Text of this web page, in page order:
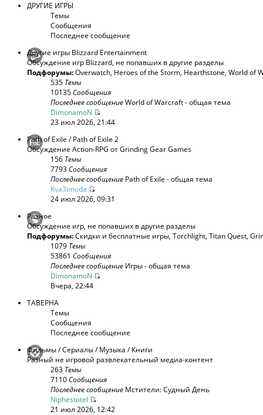
ДРУГИЕ ИГРЫ
Темы
Сообщения
Последнее сообщение
Другие игры Blizzard Entertainment
Обсуждение игр Blizzard, не попавших в другие разделы
Подфорумы:Overwatch, Heroes of the Storm, Hearthstone, World of
535 Темы
10135Сообщения
Последнее сообщениеWorld of Warcraft - общая тема
DimonamoN
23 июл 2026, 21:44
Path of Exile / Path of Exile 2
Обсуждение Action-RPG от Grinding Gear Games
156 Темы
7793Сообщения
Последнее сообщение Path of Exile - общая тема
Kva3imoda
24 июл 2026, 09:31
Разное
Обсуждение игр, не попавших в другие разделы
Подфорумы:Скидки и бесплатные игры, Torchlight, Titan Quest,
1079 Темы
53861 Сообщения
Последнее сообщение Игры - общая тема
DimonamoN
Вчера, 22:44
ТАВЕРНА
Темы
Сообщения
Последнее сообщение
Фильмы / Сериалы / Музыка / Книги
Разный не игровой развлекательный медиа-контент
263 Темы
7110Сообщения
Последнее сообщение Мстители: Судный День
Niphestotel
21 июл 2026, 12:42